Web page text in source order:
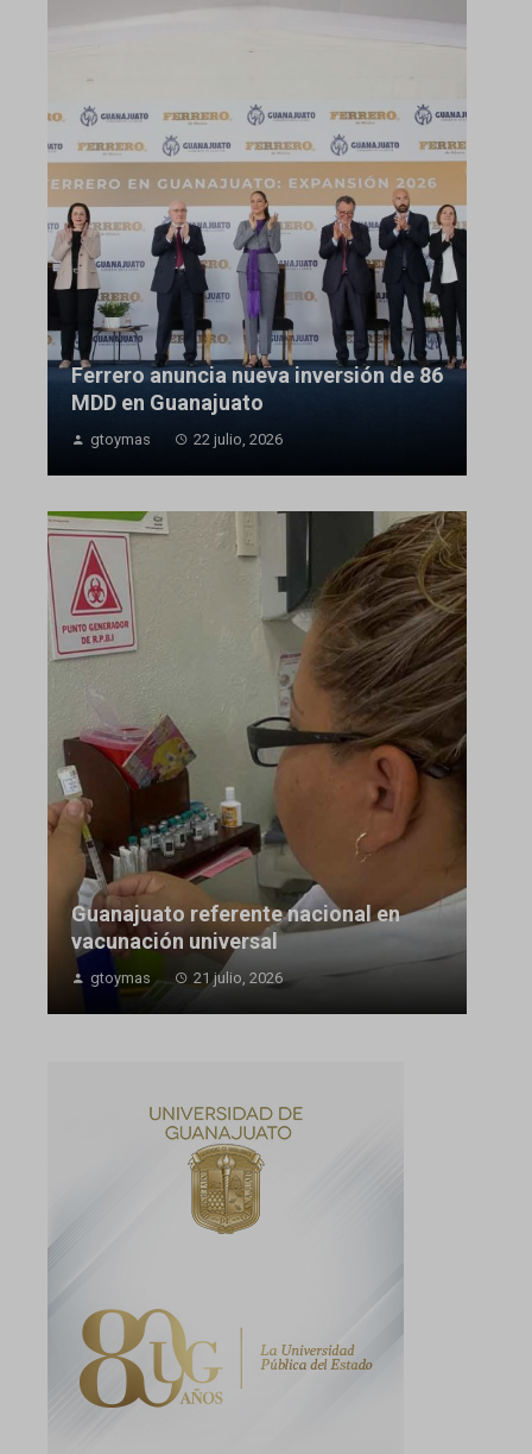
Ferrero anuncia nueva inversión de 86
MDD en Guanajuato
gtoymas 22 julio, 2026
Guanajuato referente nacional en
vacunación universal
gtoymas 21 julio, 2026